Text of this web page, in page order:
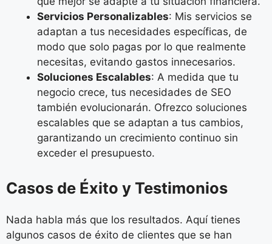
Servicios Personalizables: Mis servicios se
adaptan a tus necesidades específicas, de
modo que solo pagas por lo que realmente
necesitas, evitando gastos innecesarios.
Soluciones Escalables: A medida que tu
negocio crece, tus necesidades de SEO
también evolucionarán. Ofrezco soluciones
escalables que se adaptan a tus cambios,
garantizando un crecimiento continuo sin
exceder el presupuesto.
Casos de Éxito y Testimonios
Nada habla más que los resultados. Aquí tienes
algunos casos de éxito de clientes que se han